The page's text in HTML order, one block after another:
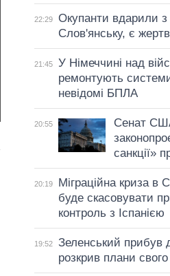
22:29
Окупанти вдарили
Слов'янську, є
21:45
У Німеччині над
ремонтують
невідомі БПЛА
20:55
Сенат
санкції»
20:19
Міграційна криза в
буде скасовувати
контроль з Іспанією
19:52
Зеленський прибув
розкрив плани свого